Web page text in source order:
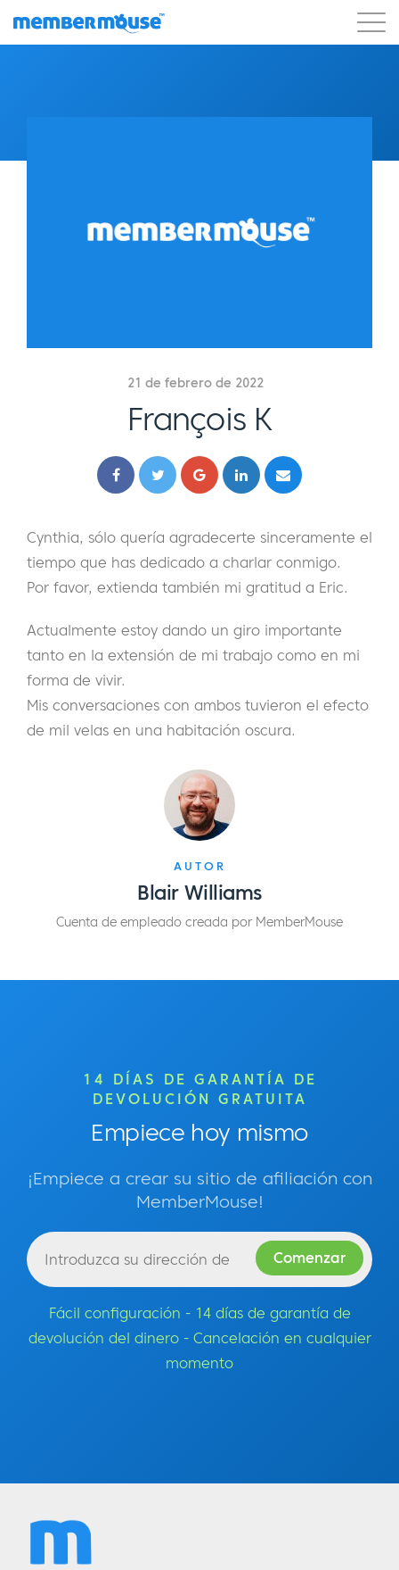
21 de febrero de 2022
François K
Cynthia, sólo quería agradecerte sinceramente el
tiempo que has dedicado a charlar conmigo.
Por favor, extienda también mi gratitud a Eric.
Actualmente estoy dando un giro importante
tanto en la extensión de mi trabajo como en mi
forma de vivir.
Mis conversaciones con ambos tuvieron el efecto
de mil velas en una habitación oscura.
AUTOR
Blair Williams
Cuenta de empleado creada por MemberMouse
14 DÍAS DE GARANTÍA DE
DEVOLUCIÓN GRATUITA
Empiece hoy mismo
¡Empiece a crear su sitio de afiliación con
MemberMouse!
Fácil configuración - 14 días de garantía de
devolución del dinero - Cancelación en cualquier
momento